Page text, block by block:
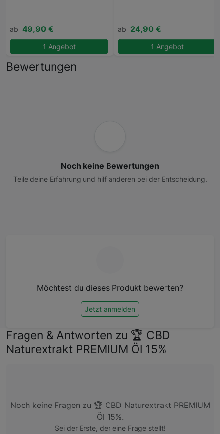
ab 49,90 €
1 Angebot
ab 24,90 €
1 Angebot
Bewertungen
Noch keine Bewertungen
Teile deine Erfahrung und hilf anderen bei der Entscheidung.
Möchtest du dieses Produkt bewerten?
Jetzt anmelden
Fragen & Antworten zu 🏆 CBD
Naturextrakt PREMIUM Öl 15%
Noch keine Fragen zu 🏆 CBD Naturextrakt PREMIUM
Öl 15%.
Sei der Erste, der eine Frage stellt!